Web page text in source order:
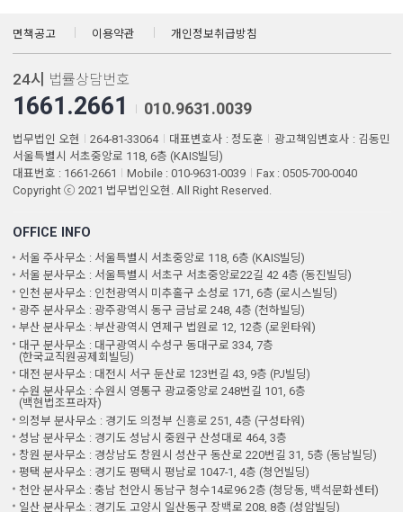
면책공고 이용약관 개인정보취급방침
24시 법률상담번호
1661.2661 010.9631.0039
법무법인 오현 264-81-33064 대표변호사 : 정도훈
광고책임변호사 : 김동민
서울특별시 서초중앙로 118, 6층 (KAIS빌딩)
대표번호 : 1661-2661
Mobile : 010-9631-0039
Fax : 0505-700-0040
Copyright ⓒ 2021 법무법인오현. All Right Reserved.
OFFICE INFO
서울 주사무소 : 서울특별시 서초중앙로 118, 6층 (KAIS빌딩)
서울 분사무소 : 서울특별시 서초구 서초중앙로22길 42 4층 (동진빌딩)
인천 분사무소 : 인천광역시 미추홀구 소성로 171, 6층 (로시스빌딩)
광주 분사무소 : 광주광역시 동구 금남로 248, 4층 (천하빌딩)
부산 분사무소 : 부산광역시 연제구 법원로 12, 12층 (로윈타워)
대구 분사무소 : 대구광역시 수성구 동대구로 334, 7층
(한국교직원공제회빌딩)
대전 분사무소 : 대전시 서구 둔산로 123번길 43, 9층 (PJ빌딩)
수원 분사무소 : 수원시 영통구 광교중앙로 248번길 101, 6층
(백현법조프라자)
의정부 분사무소 : 경기도 의정부 신흥로 251, 4층 (구성타워)
성남 분사무소 : 경기도 성남시 중원구 산성대로 464, 3층
창원 분사무소 : 경상남도 창원시 성산구 동산로 220번길 31, 5층 (동남빌딩)
평택 분사무소 : 경기도 평택시 평남로 1047-1, 4층 (청언빌딩)
천안 분사무소 : 충남 천안시 동남구 청수14로96 2층 (청당동, 백석문화센터)
일산 분사무소 : 경기도 고양시 일산동구 장백로 208, 8층 (성암빌딩)